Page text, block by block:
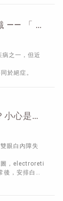
—— 「 F
病之一，但近
於絕症。
小心是糖
眼白內障失
圖，electroreti
，安排白內